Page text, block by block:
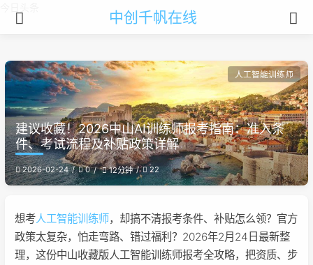
中创千帆在线
人工智能训练师
建议收藏！2026中山AI训练师报考指南：准入条
件、考试流程及补贴政策详解
2026-02-24 0 12分钟 22
想考人工智能训练师，却搞不清报考条件、补贴怎么领？官方
政策太复杂，怕走弯路、错过福利？2026年2月24日最新整
理，这份中山收藏版人工智能训练师报考全攻略，把资质、步